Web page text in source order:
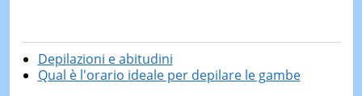
Depilazioni e abitudini
Qual è l'orario ideale per depilare le gambe